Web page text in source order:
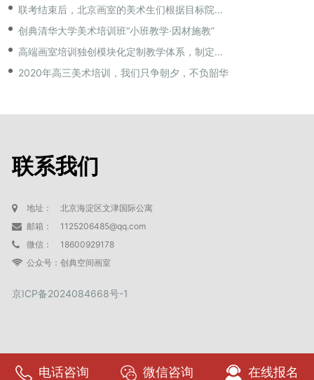
联考结束后，北京画室的美术生们根据目标院校又进入了更有针对性的校考集训中
创典清华大学美术培训班“小班教学·因材施教”
高端画室培训独创模块化定制教学体系，制定不同的教学计划
2020年高三美术培训，我们只争朝夕，不负韶华
联系我们
地址：
北京海淀区文津国际公寓
邮箱：
1125206485@qq.com
微信：
18600929178
公众号： 创典空间画室
京ICP备2024084668号-1
电话咨询 微信咨询 在线报名